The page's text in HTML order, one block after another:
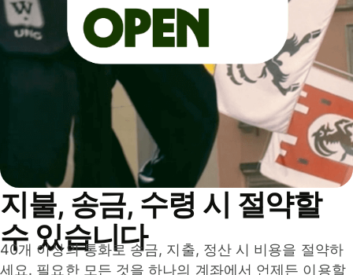
지불, 송금, 수령 시 절약할
수 있습니다
40개 이상의 통화로 송금, 지출, 정산 시 비용을 절약하
세요. 필요한 모든 것을 하나의 계좌에서 언제든 이용할